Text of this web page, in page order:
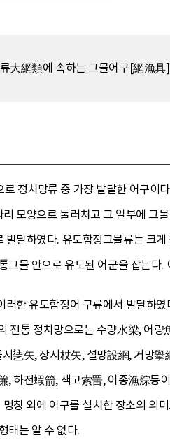
大網類에 속하는 그물어구[網漁具
정치망류 중 가장 발달한 어구이
모양으로 둘러치고 그 일부에 그
발달하였다. 유도함정그물류는 크
그물 안으로 유도된 어군을 잡는
한 유도함정어 구류에서 발달하
전통 정치망으로는 수량水梁, 어
乼矢, 장시杖矢, 설망設網, 거망
하전蝦箭, 색고索罟, 어종漁䑸등
칭 외에 어구를 설치한 장소의 의
태는 알 수 없다.